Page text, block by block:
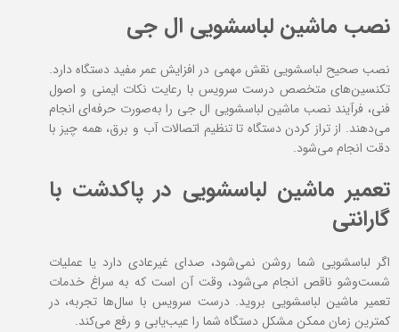
نصب ماشین لباسشویی ال جی
نصب صحیح لباسشویی نقش مهمی در افزایش عمر مفید دستگاه دارد.
تکنسین‌های متخصص درست سرویس با رعایت نکات ایمنی و اصول
فنی، فرآیند نصب ماشین لباسشویی ال جی را به‌صورت حرفه‌ای انجام
می‌دهند. از تراز کردن دستگاه تا تنظیم اتصالات آب و برق، همه چیز با
دقت انجام می‌شود.
تعمیر ماشین لباسشویی در پاکدشت با
گارانتی
اگر لباسشویی شما روشن نمی‌شود، صدای غیرعادی دارد یا عملیات
شست‌وشو ناقص انجام می‌شود، وقت آن است که به سراغ خدمات
تعمیر ماشین لباسشویی بروید. درست سرویس با سال‌ها تجربه، در
کمترین زمان ممکن مشکل دستگاه شما را عیب‌یابی و رفع می‌کند.